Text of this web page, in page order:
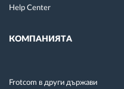
Help Center
КОМПАНИЯТА
Frotcom в други държави